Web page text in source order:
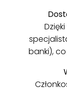
banki),